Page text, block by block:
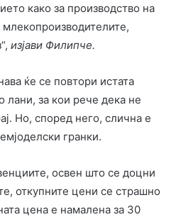
како за производство на
млекопроизводителите,
изјави Филипче.
ќе се повтори истата
лани, за кои рече дека не
Но, според него, слична е
гранки.
освен што се доцни
откупните цени се страшно
цена е намалена за 30